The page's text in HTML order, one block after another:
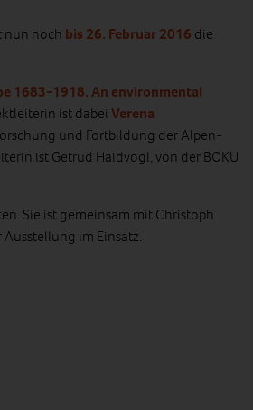
nun noch bis 26. Februar 2016 die
1683-1918. An environmental
ist dabeiVerena
und Fortbildung der Alpen-
istGetrud Haidvogl, von der BOKU
Sie ist gemeinsam mit Christoph
im Einsatz.